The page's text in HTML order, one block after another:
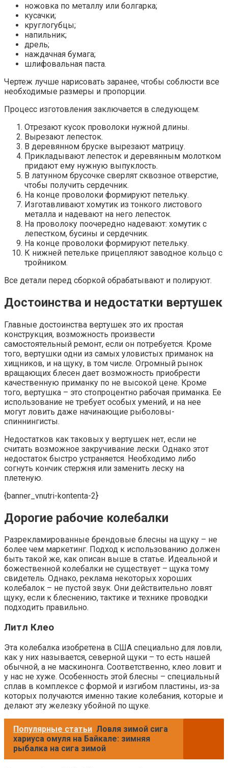
ножовка по металлу или болгарка;
кусачки;
круглогубцы;
напильник;
дрель;
наждачная бумага;
шлифовальная паста.
Чертеж лучше нарисовать заранее, чтобы соблюсти все
необходимые размеры и пропорции.
Процесс изготовления заключается в следующем:
Отрезают кусок проволоки нужной длины.
Вырезают лепесток.
В деревянном бруске вырезают матрицу.
Прикладывают лепесток и деревянным молотком
придают ему нужную выпуклость.
В латунном брусочке сверлят сквозное отверстие,
чтобы получить сердечник.
На конце проволоки формируют петельку.
Изготавливают хомутик из тонкого листового
металла и надевают на него лепесток.
На проволоку поочередно надевают: хомутик с
лепестком, бусины и сердечник.
На конце проволоки формируют петельку.
К нижней петельке прицепляют заводное кольцо с
тройником.
Все детали перед сборкой обрабатывают и полируют.
Достоинства и недостатки вертушек
Главные достоинства вертушек это их простая
конструкция, возможность произвести
самостоятельный ремонт, если он потребуется. Кроме
того, вертушки одни из самых уловистых приманок на
хищников, и на щуку, в том числе. Огромный рынок
вращающих блесен дает возможность приобрести
качественную приманку по не высокой цене. Кроме
того, вертушка – это стопроцентно рабочая приманка. Ее
использование не требует особых умений, и на нее
могут ловить даже начинающие рыболовы-
спиннингисты.
Недостатков как таковых у вертушек нет, если не
считать возможное закручивание лески. Однако этот
недостаток быстро устраняется. Необходимо либо
согнуть кончик стержня или заменить леску на
плетеную.
{banner_vnutri-kontenta-2}
Дорогие рабочие колебалки
Разрекламированные брендовые блесны на щуку – не
более чем маркетинг. Подход к использованию должен
быть такой же, как описан выше в статье. Идеальной и
божественной колебалки не существует – щука тому
свидетель. Однако, реклама некоторых хороших
колебалок – не пустой звук. Они действительно ловят
щуку, если к блеснению, тактике и технике проводки
подходить правильно.
Литл Клео
Эта колебалка изобретена в США специально для ловли,
как у них называется, северной щуки – то есть нашей
обычной, а не маскинонга. Соответственно, клео ловит и
у нас не хуже. Особенность этой блесны – специальный
сплав в комплексе с формой и изгибом пластины, из-за
которых получаются именно такие колебания, которые и
делают эту железку убойной по щуке.
Популярные статьи Ловля зимой сига
хариуса омуля на Байкале: зимняя
рыбалка на сига зимой